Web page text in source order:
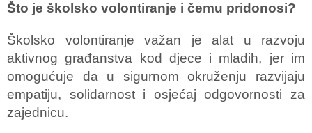
Što je školsko volontiranje i čemu pridonosi?
Školsko volontiranje važan je alat u razvoju
aktivnog građanstva kod djece i mladih, jer im
omogućuje da u sigurnom okruženju razvijaju
empatiju, solidarnost i osjećaj odgovornosti za
zajednicu.